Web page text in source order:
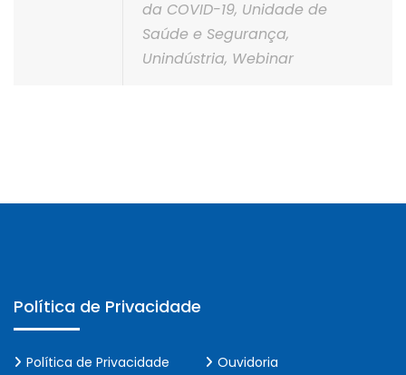
da COVID-19, Unidade de
Saúde e Segurança,
Unindústria, Webinar
Política de Privacidade
Política de Privacidade Ouvidoria